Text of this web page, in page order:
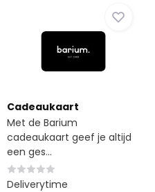
Cadeaukaart
Met de Barium
cadeaukaart geef je altijd
een ges...
Deliverytime